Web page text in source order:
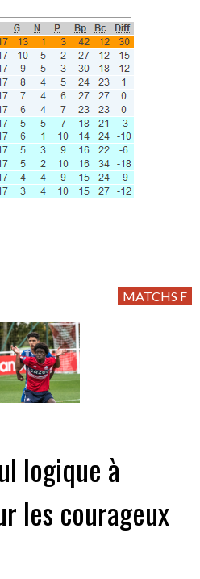
MATCHS F
logique à
les courageux